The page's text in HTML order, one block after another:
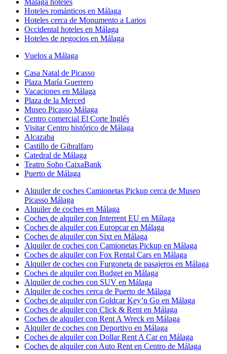
Málaga hoteles
Hoteles románticos en Málaga
Hoteles cerca de Monumento a Larios
Occidental hoteles en Málaga
Hoteles de negocios en Málaga
Vuelos a Málaga
Casa Natal de Picasso
Plaza María Guerrero
Vacaciones en Málaga
Plaza de la Merced
Museo Picasso Málaga
Centro comercial El Corte Inglés
Visitar Centro histórico de Málaga
Alcazaba
Castillo de Gibralfaro
Catedral de Málaga
Teatro Soho CaixaBank
Puerto de Málaga
Alquiler de coches Camionetas Pickup cerca de Museo
Picasso Málaga
Alquiler de coches en Málaga
Coches de alquiler con Interrent EU en Málaga
Coches de alquiler con Europcar en Málaga
Coches de alquiler con Sixt en Málaga
Alquiler de coches con Camionetas Pickup en Málaga
Coches de alquiler con Fox Rental Cars en Málaga
Alquiler de coches con Furgoneta de pasajeros en Málaga
Coches de alquiler con Budget en Málaga
Alquiler de coches con SUV en Málaga
Alquiler de coches cerca de Puerto de Málaga
Coches de alquiler con Goldcar Key’n Go en Málaga
Coches de alquiler con Click & Rent en Málaga
Coches de alquiler con Rent A Wreck en Málaga
Alquiler de coches con Deportivo en Málaga
Coches de alquiler con Dollar Rent A Car en Málaga
Coches de alquiler con Auto Rent en Centro de Málaga